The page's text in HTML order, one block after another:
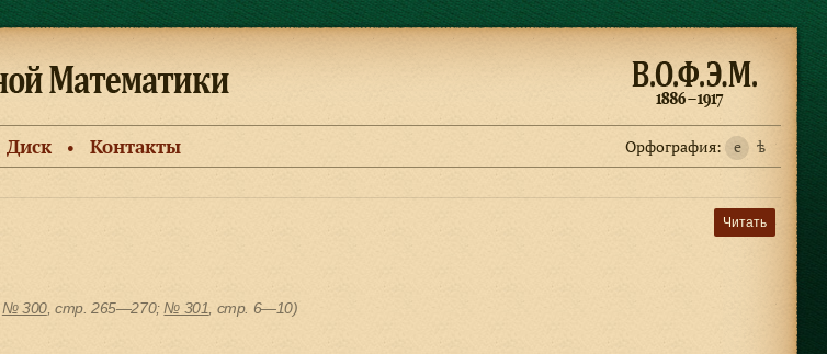
Диск ● Контакты Орфография: e ѣ
Читать
№ 300, cтр. 265—270; № 301 , cтр. 6—10)